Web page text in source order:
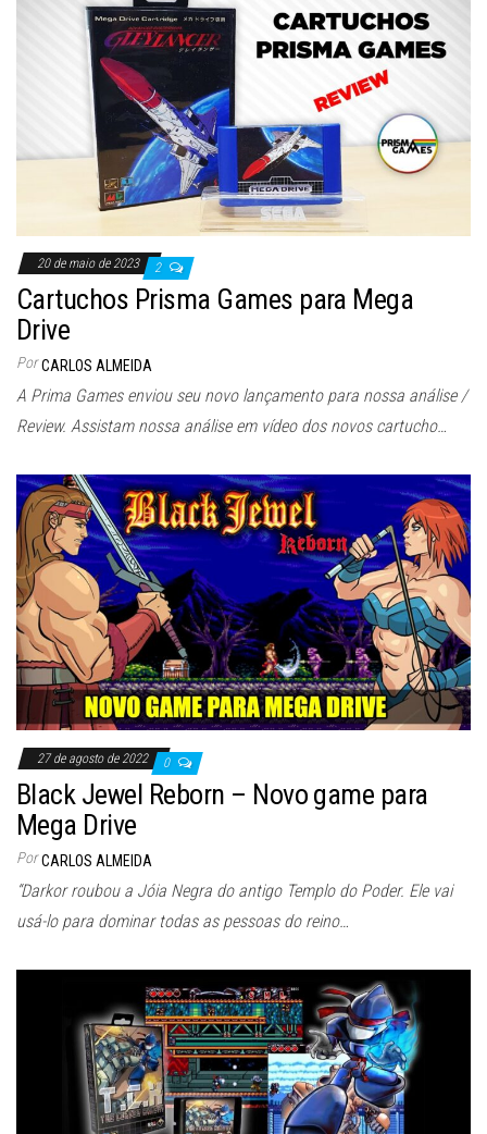
20 de maio de 2023 2
Cartuchos Prisma Games para Mega
Drive
Por CARLOS ALMEIDA
A Prima Games enviou seu novo lançamento para nossa análise /
Review. Assistam nossa análise em vídeo dos novos cartucho…
27 de agosto de 2022 0
Black Jewel Reborn – Novo game para
Mega Drive
Por CARLOS ALMEIDA
“Darkor roubou a Jóia Negra do antigo Templo do Poder. Ele vai
usá-lo para dominar todas as pessoas do reino…